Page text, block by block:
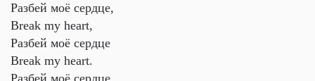
Разбей моё сердце,
Break my heart,
Разбей моё сердце
Break my heart.
Разбей моё сердце.